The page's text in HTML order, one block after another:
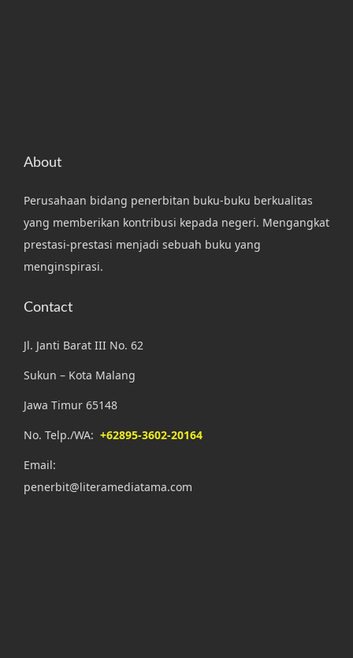
About
Perusahaan bidang penerbitan buku-buku berkualitas
yang memberikan kontribusi kepada negeri. Mengangkat
prestasi-prestasi menjadi sebuah buku yang
menginspirasi.
Contact
Jl. Janti Barat III No. 62
Sukun – Kota Malang
Jawa Timur 65148
No. Telp./WA: +62895-3602-20164
Email:
penerbit@literamediatama.com